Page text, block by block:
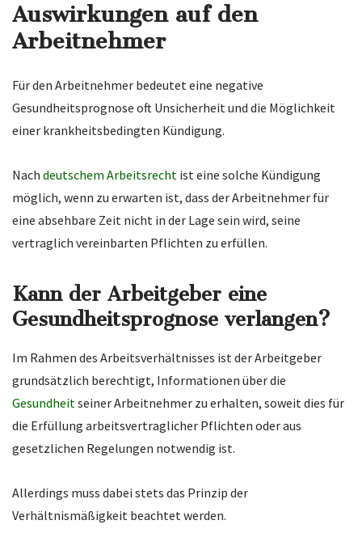
Auswirkungen auf den
Arbeitnehmer
Für den Arbeitnehmer bedeutet eine negative
Gesundheitsprognose oft Unsicherheit und die Möglichkeit
einer krankheitsbedingten Kündigung.
Nach deutschem Arbeitsrecht ist eine solche Kündigung
möglich, wenn zu erwarten ist, dass der Arbeitnehmer für
eine absehbare Zeit nicht in der Lage sein wird, seine
vertraglich vereinbarten Pflichten zu erfüllen.
Kann der Arbeitgeber eine
Gesundheitsprognose verlangen?
Im Rahmen des Arbeitsverhältnisses ist der Arbeitgeber
grundsätzlich berechtigt, Informationen über die
Gesundheit seiner Arbeitnehmer zu erhalten, soweit dies für
die Erfüllung arbeitsvertraglicher Pflichten oder aus
gesetzlichen Regelungen notwendig ist.
Allerdings muss dabei stets das Prinzip der
Verhältnismäßigkeit beachtet werden.